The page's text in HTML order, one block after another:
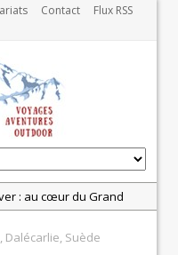
Contact
Flux RSS
: au cœur du Grand
Dalécarlie, Suède